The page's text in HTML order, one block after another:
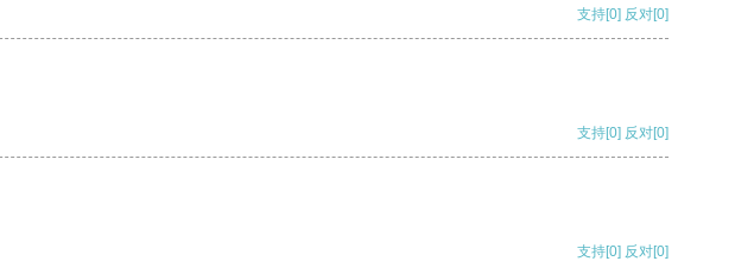
支持[0] 反对[0]
支持[0] 反对[0]
支持[0] 反对[0]